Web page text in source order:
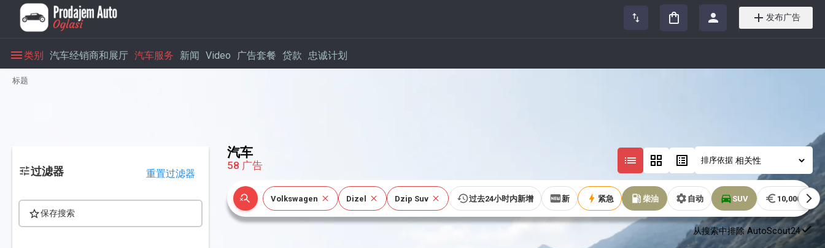
发布广告
类别 汽车经销商和展厅 汽车服务 新闻 Video 广告套餐 贷款 忠诚计划
标题
过滤器 重置过滤器
保存搜索
汽车
58 广告 排序依据
Volkswagen Dizel Dzip Suv 过去24小时内新增 新 紧急 柴油 自动 SUV 10,000€以下
从搜索中排除 AutoScout24